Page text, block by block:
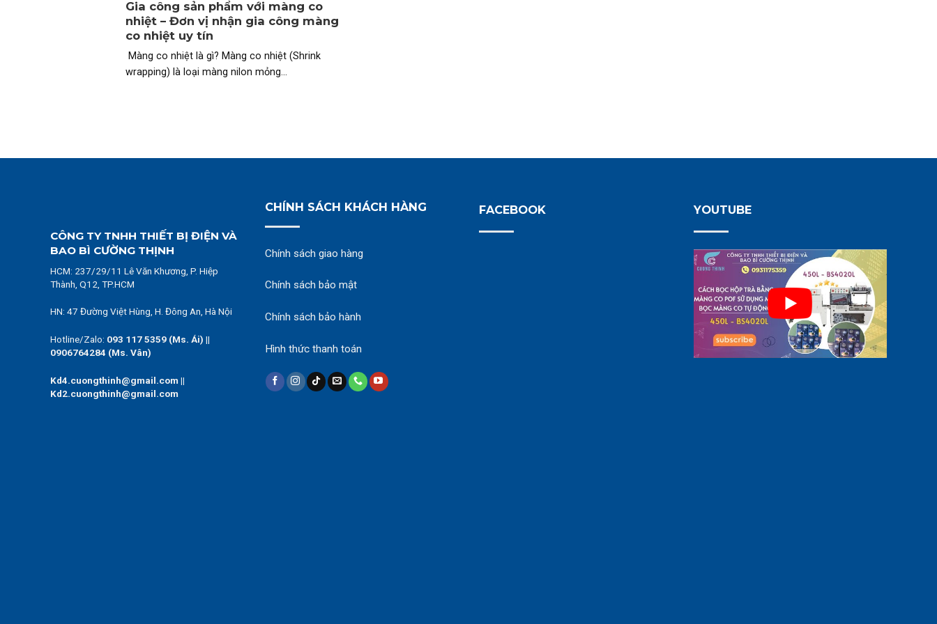
Gia công sản phẩm với màng co
nhiệt – Đơn vị nhận gia công màng
co nhiệt uy tín
Màng co nhiệt là gì? Màng co nhiệt (Shrink
wrapping) là loại màng nilon mỏng...
CÔNG TY TNHH THIẾT BỊ ĐIỆN VÀ
BAO BÌ CƯỜNG THỊNH
HCM: 237/29/11 Lê Văn Khương, P. Hiệp
Thành, Q12, TP.HCM
HN: 47 Đường Việt Hùng, H. Đông An, Hà Nội
Hotline/Zalo: 093 117 5359 (Ms. Ái) ||
0906764284 (Ms. Vân)
Kd4.cuongthinh@gmail.com ||
Kd2.cuongthinh@gmail.com
CHÍNH SÁCH KHÁCH HÀNG
Chính sách giao hàng
Chính sách bảo mật
Chính sách bảo hành
Hình thức thanh toán
FACEBOOK YOUTUBE